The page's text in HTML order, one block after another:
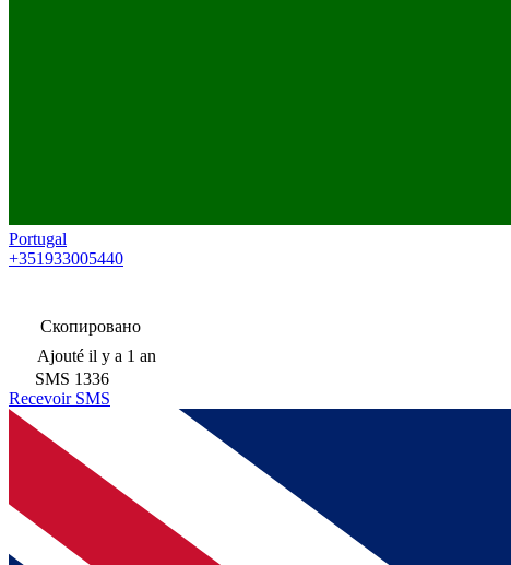
Portugal
+351933005440
Скопировано
Ajouté il y a 1 an
SMS 1336
Recevoir SMS